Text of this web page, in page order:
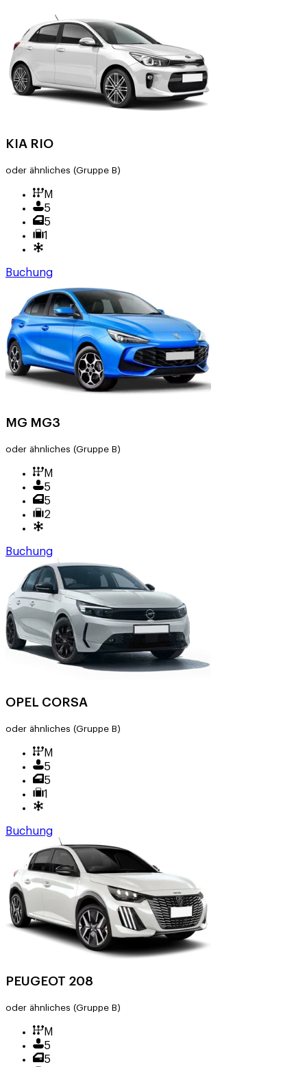
KIA RIO
oder ähnliches (Gruppe B)
M
5
5
1
Buchung
MG MG3
oder ähnliches (Gruppe B)
M
5
5
2
Buchung
OPEL CORSA
oder ähnliches (Gruppe B)
M
5
5
1
Buchung
PEUGEOT 208
oder ähnliches (Gruppe B)
M
5
5